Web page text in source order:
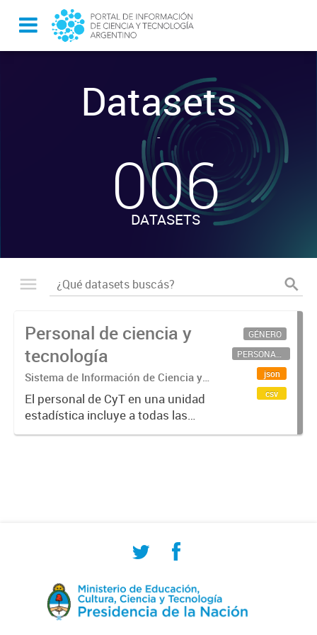
Datasets
-
006
DATASETS
Personal de ciencia y
tecnología
Sistema de Información de Ciencia y
Tecnología Argentino (SICYTAR)
El personal de CyT en una unidad
estadística incluye a todas las
personas involucradas
GÉNERO
PERSONAL CIENTÍFICO-TECNOLÓGICO
json
csv